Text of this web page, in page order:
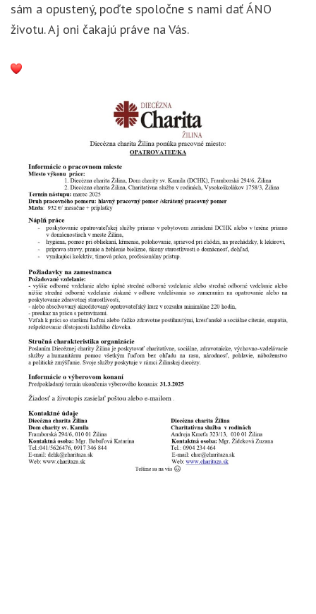
sám a opustený, poďte spoločne s nami dať ÁNO
životu. Aj oni čakajú práve na Vás.